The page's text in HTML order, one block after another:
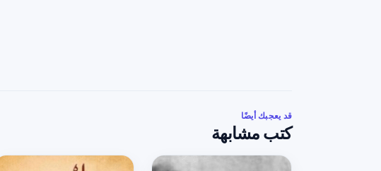
قد يعجبك أيضًا
كتب مشابهة